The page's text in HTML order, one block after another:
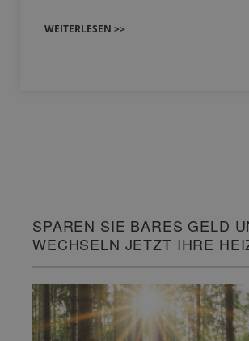
WEITERLESEN >>
SPAREN SIE BARES GELD
WECHSELN JETZT IHRE